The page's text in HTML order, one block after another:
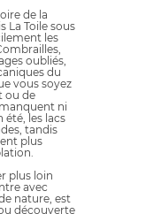
de la
La Toile sous
les
oubliés,
du
vous soyez
ou de
ni
été, les lacs
tandis
plus
plus loin
avec
nature, est
découverte